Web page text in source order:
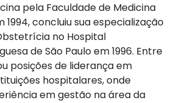
pela Faculdade de Medicina
1994, concluiu sua especialização
no Hospital
de São Paulo em 1996. Entre
posições de liderança em
hospitalares, onde
em gestão na área da